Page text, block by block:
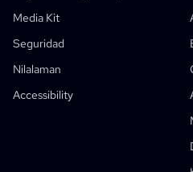
Media Kit
Seguridad
Nilalaman
Accessibility
AI Comic Factory
Children's Storybook Maker
Mga Generative Workflows
AI Storybook Generator
Kasangkapang Pang-Crop Ng
Kasangkapang Pang-Hati Ng Comic